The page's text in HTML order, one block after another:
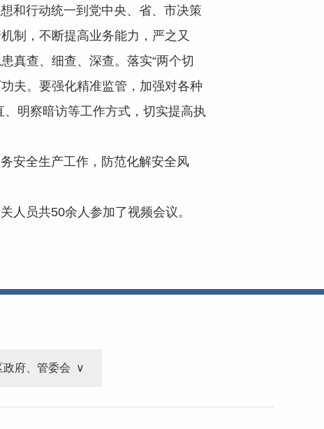
和行动统一到党中央、省、市决策
制，不断提高业务能力，严之又
真查、细查、深查。 落实“两个切
夫。 要强化精准监管，加强对各种
明察暗访等工作方式，切实提高执
安全生产工作 ， 防范化解安全风
人 员共50余人参加了视频会议。
政府、管委会